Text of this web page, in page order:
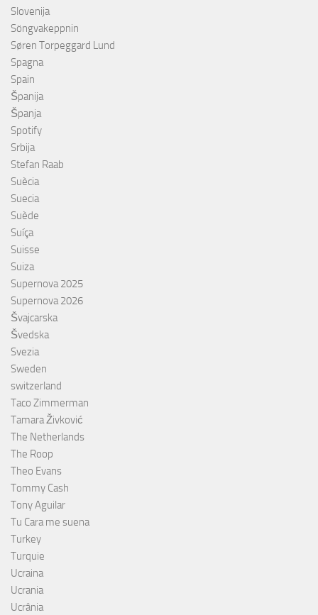
Slovenija
Söngvakeppnin
Søren Torpeggard Lund
Spagna
Spain
Španija
Španja
Spotify
Srbija
Stefan Raab
Suècia
Suecia
Suède
Suíça
Suisse
Suiza
Supernova 2025
Supernova 2026
Švajcarska
Švedska
Svezia
Sweden
switzerland
Taco Zimmerman
Tamara Živković
The Netherlands
The Roop
Theo Evans
Tommy Cash
Tony Aguilar
Tu Cara me suena
Turkey
Turquie
Ucraina
Ucrania
Ucrânia